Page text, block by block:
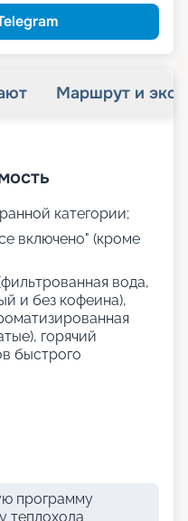
Маршрут и
категории;
включено" (кроме
вода,
и без кофеина),
горячий
быстрого
программу
теплохода